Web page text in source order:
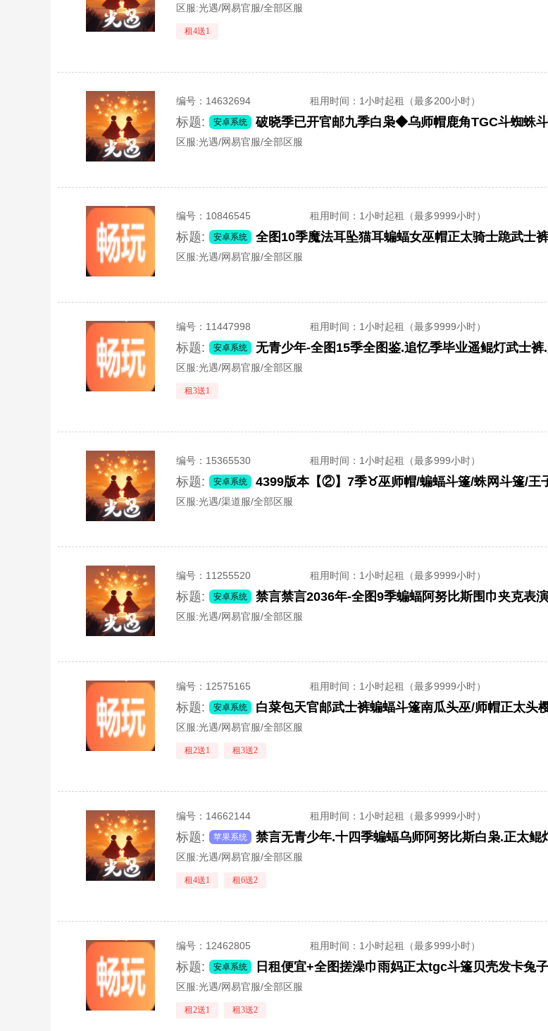
区服:光遇/网易官服/全部区服
租4送1
编号： 14632694 租用时间 ：1小时起租（最多200小时）
标题: 安卓系统
区服:光遇/网易官服/全部区服
编号： 10846545 租用时间 ：1小时起租（最多9999小时）
标题: 安卓系统 全图10季魔法耳坠猫耳蝙蝠女巫帽正太骑士跪武士
区服:光遇/网易官服/全部区服
编号： 11447998 租用时间 ：1小时起租（最多9999小时）
标题: 安卓系统
区服:光遇/网易官服/全部区服
租3送1
编号： 15365530 租用时间 ：1小时起租（最多999小时）
标题: 安卓系统
区服:光遇/渠道服/全部区服
编号： 11255520 租用时间 ：1小时起租（最多9999小时）
标题: 安卓系统
区服:光遇/网易官服/全部区服
编号： 12575165 租用时间 ：1小时起租（最多9999小时）
标题: 安卓系统 白菜包天官邮武士裤蝙蝠斗篷南瓜头巫/师帽正太头
区服:光遇/网易官服/全部区服
租2送1 租3送2
编号： 14662144 租用时间 ：1小时起租（最多9999小时）
标题: 苹果系统
区服:光遇/网易官服/全部区服
租4送1 租6送2
编号： 12462805 租用时间 ：1小时起租（最多999小时）
标题: 安卓系统 日租便宜+全图搓澡巾雨妈正太tgc斗篷贝壳发卡兔子
区服:光遇/网易官服/全部区服
租2送1 租3送2